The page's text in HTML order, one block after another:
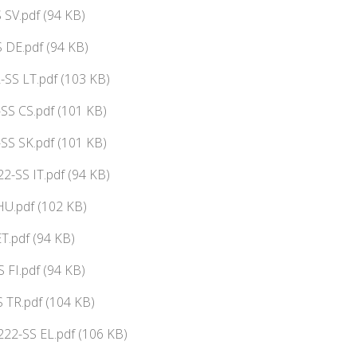
(94 KB)
(94 KB)
LT.pdf (103 KB)
CS.pdf (101 KB)
SK.pdf (101 KB)
SS IT.pdf (94 KB)
(102 KB)
(94 KB)
FI.pdf (94 KB)
TR.pdf (104 KB)
SS EL.pdf (106 KB)